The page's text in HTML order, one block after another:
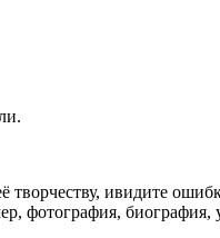
ивидите
фотография,